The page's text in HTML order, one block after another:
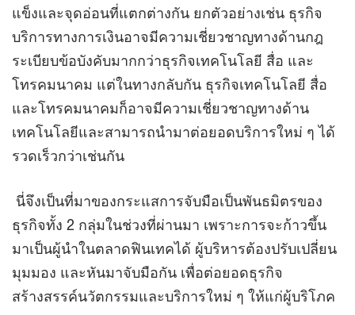
แข็งและจุดอ่อนที่แตกต่างกัน ยกตัวอย่างเช่น ธุรกิจ
บริการทางการเงินอาจมีความเชี่ยวชาญทางด้านกฎ
ระเบียบข้อบังคับมากกว่าธุรกิจเทคโนโลยี สื่อ และ
โทรคมนาคม แต่ในทางกลับกัน ธุรกิจเทคโนโลยี สื่อ
และโทรคมนาคมก็อาจมีความเชี่ยวชาญทางด้าน
เทคโนโลยีและสามารถนำมาต่อยอดบริการใหม่ ๆ ได้
รวดเร็วกว่าเช่นกัน
นี่จึงเป็นที่มาของกระแสการจับมือเป็นพันธมิตรของ
ธุรกิจทั้ง 2 กลุ่มในช่วงที่ผ่านมา เพราะการจะก้าวขึ้น
มาเป็นผู้นำในตลาดฟินเทคได้ ผู้บริหารต้องปรับเปลี่ยน
มุมมอง และหันมาจับมือกัน เพื่อต่อยอดธุรกิจ
สร้างสรรค์นวัตกรรมและบริการใหม่ ๆ ให้แก่ผู้บริโภค